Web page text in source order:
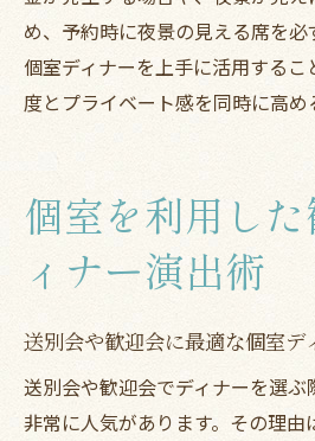
め、予約時に夜景の見える席を必
個室ディナーを上手に活用する
度とプライベート感を同時に高め
個室を利用し
ィナー演出術
送別会や歓迎会に最適な個室デ
送別会や歓迎会でディナーを選
非常に人気があります。その理由